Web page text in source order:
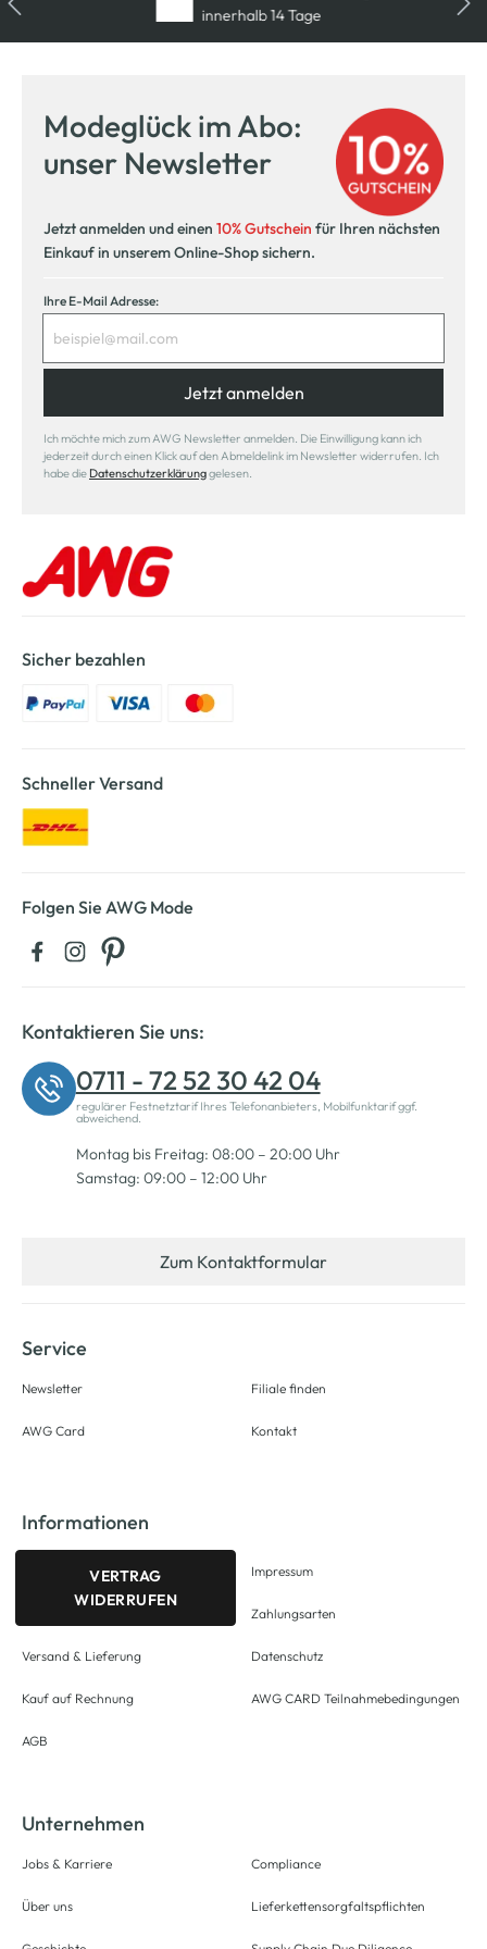
innerhalb 14 Tage
Modeglück im Abo:
unser Newsletter
Jetzt anmelden und einen 10% Gutschein für Ihren nächsten
Einkauf in unserem Online-Shop sichern.
Ihre E-Mail Adresse:
Jetzt anmelden
Ich möchte mich zum AWG Newsletter anmelden. Die Einwilligung kann ich
jederzeit durch einen Klick auf den Abmeldelink im Newsletter widerrufen. Ich
habe die Datenschutzerklärunggelesen.
Sicher bezahlen
Schneller Versand
Folgen Sie AWG Mode
Kontaktieren Sie uns:
0711 - 72 52 30 42 04
regulärer Festnetztarif Ihres Telefonanbieters, Mobilfunktarif ggf.
abweichend.
Montag bis Freitag: 08:00 – 20:00 Uhr
Samstag: 09:00 – 12:00 Uhr
Zum Kontaktformular
Service
Newsletter
AWG Card
Filiale finden
Kontakt
Informationen
VERTRAG
WIDERRUFEN
Versand & Lieferung
Kauf auf Rechnung
AGB
Impressum
Zahlungsarten
Datenschutz
AWG CARD Teilnahmebedingungen
Unternehmen
Jobs & Karriere
Über uns
Compliance
Lieferkettensorgfaltspflichten